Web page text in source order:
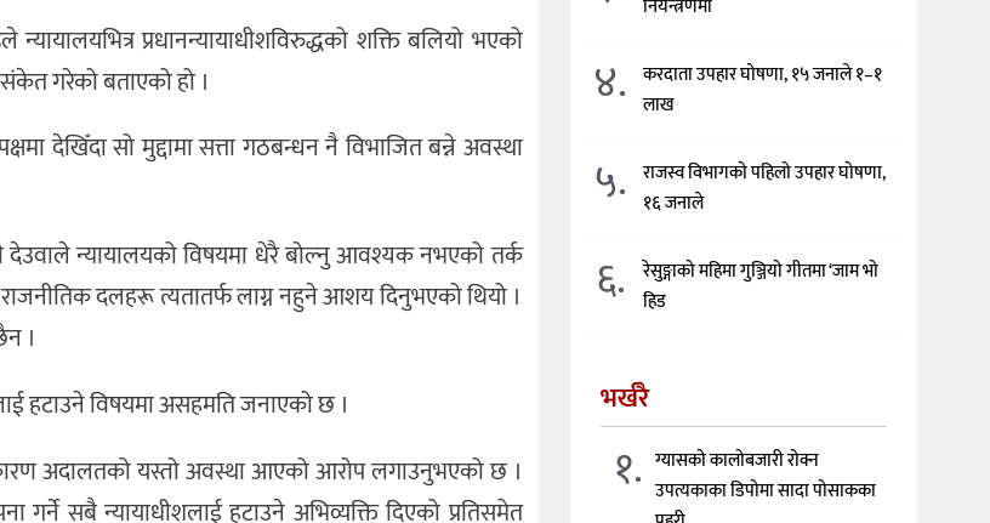
प्रधानन्यायाधीशविरुद्धको शक्ति बलियो भएको
गरेको बताएको हो ।
देखिँदा सो मुद्दामा सत्ता गठबन्धन नै विभाजित बन्ने अवस्था
देउवाले न्यायालयको विषयमा धेरै बोल्नु आवश्यक नभएको तर्क
दलहरू त्यतातर्फ लाग्न नहुने आशय दिनुभएको थियो ।
।
हटाउने विषयमा असहमति जनाएको छ ।
अदालतको यस्तो अवस्था आएको आरोप लगाउनुभएको छ ।
गर्ने सबै न्यायाधीशलाई हटाउने अभिव्यक्ति दिएको प्रतिसमेत
नियन्त्रणमा
४.
करदाता उपहार घोषणा, १५ जनाले १–१
लाख
५.
राजस्व विभागको पहिलो उपहार घोषणा,
१६ जनाले
६.
रेसुङ्गाको महिमा गुञ्जियो गीतमा ‘जाम भो
हिड
भर्खरै
१. ग्यासको कालोबजारी रोक्न
उपत्यकाका डिपोमा सादा पोसाकका